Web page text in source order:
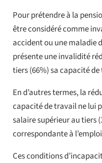
Pour prétendre à la
être considéré comme
accident ou une maladie
présente une invalidité
tiers (66%) sa capacité
En d’autres termes, la
capacité de travail ne lui
salaire supérieur au tiers
correspondante à
Ces conditions